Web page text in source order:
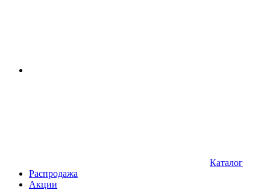
Каталог
Распродажа
Акции